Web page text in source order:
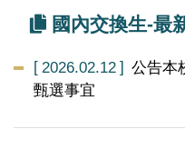
國內交換生-最
2026.02.12
公告本
甄選事宜